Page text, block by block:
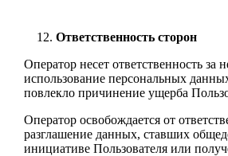
Ответственность сторон
Оператор несет ответственность за
использование персональных
повлекло причинение ущерба
Оператор освобождается от
разглашение данных, ставших
инициативе Пользователя или